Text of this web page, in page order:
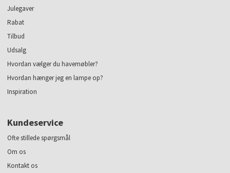
Julegaver
Rabat
Tilbud
Udsalg
Hvordan vælger du havemøbler?
Hvordan hænger jeg en lampe op?
Inspiration
Kundeservice
Ofte stillede spørgsmål
Om os
Kontakt os